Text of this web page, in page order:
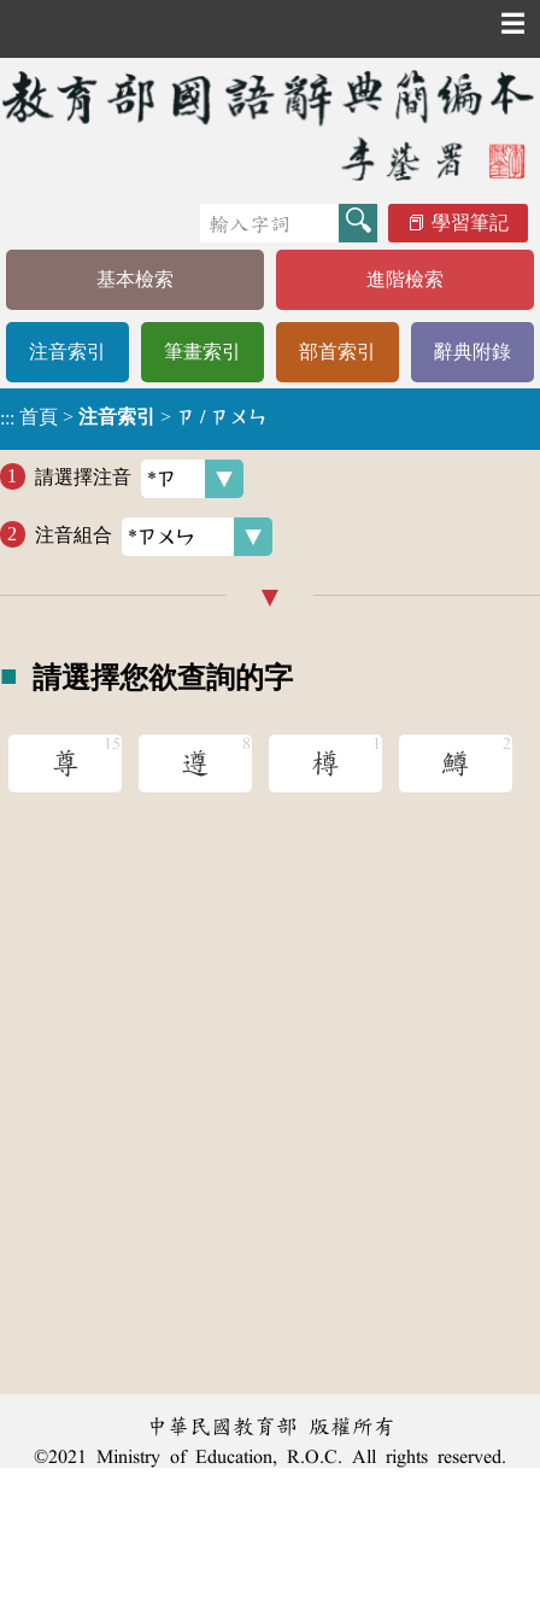
☰
學習筆記
基本檢索 進階檢索
注音索引 筆畫索引 部首索引 辭典附錄
::: 首頁 > 注音索引 > ㄗ / ㄗㄨㄣ
請選擇注音
注音組合
請選擇您欲查詢的字
尊 遵 樽 鱒
中華民國教育部 版權所有
©2021 Ministry of Education, R.O.C. All rights reserved.